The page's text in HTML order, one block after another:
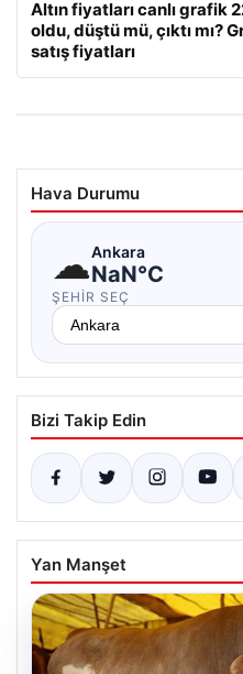
Altın fiyatları canlı grafik
oldu, düştü mü, çıktı mı?
satış fiyatları
Hava Durumu
☁Ankara
NaN°C
ŞEHIR SEÇ
Bizi Takip Edin
Yan Manşet